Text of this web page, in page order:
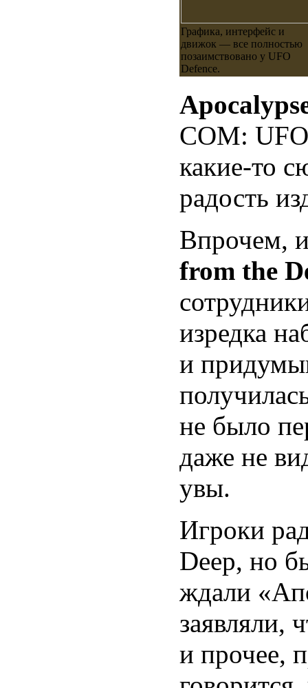
Графика, интерфейс и
движок — все полностью
позаимствовано у UFO
Defence.
COM:
какие-то
радость
Впрочем,
from the
изредка
и
не было
даже не
увы.
Игроки
Deep, но
ждали
заявляли,
и прочее,